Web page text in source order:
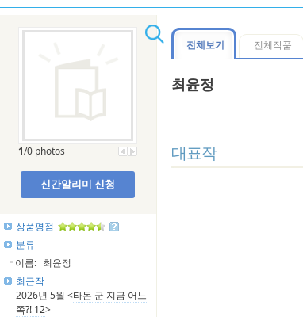
1/0 photos
신간알리미 신청
상품평점
분류
이름: 최윤정
최근작
2026년 5월 <타몬 군 지금 어느
쪽?! 12>
전체보기 전체작품
최윤정
대표작